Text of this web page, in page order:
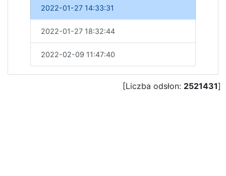
2022-01-27 14:33:31
2022-01-27 18:32:44
2022-02-09 11:47:40
[Liczba odsłon: 2521431]